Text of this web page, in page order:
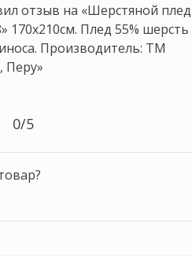
отзыв на «Шерстяной плед
170х210см. Плед 55% шерсть
Производитель: ТМ
Перу»
0/5